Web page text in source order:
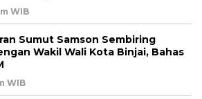
WIB
Sumut Samson Sembiring
Wakil Wali Kota Binjai, Bahas
WIB